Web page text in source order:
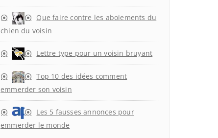
Que faire contre les aboiements du
chien du voisin
Lettre type pour un voisin bruyant
Top 10 des idées comment
emmerder son voisin
Les 5 fausses annonces pour
emmerder le monde